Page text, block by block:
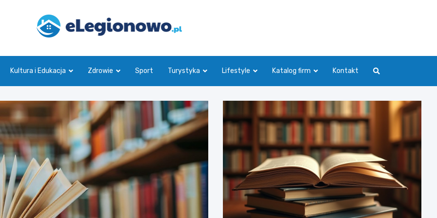
eLegionowo.pl
Kultura i Edukacja Zdrowie Sport Turystyka Lifestyle Katalog firm Kontakt